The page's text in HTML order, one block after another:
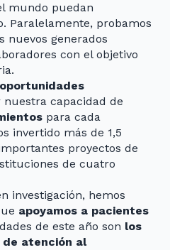
mundo puedan
Paralelamente, probamos
nuevos generados
con el objetivo
nuestra capacidad de
para cada
invertido más de 1,5
proyectos de
de cuatro
investigación, hemos
apoyamos a pacientes
de este año son los
de atención al